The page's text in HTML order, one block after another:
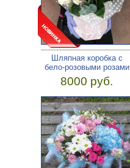
Шляпная коробка с
бело-розовыми розами
8000 руб.